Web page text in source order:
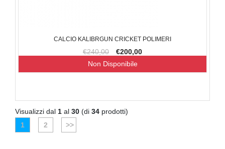
CALCIO KALIBRGUN CRICKET POLIMERI
€240,00 €200,00
Non Disponibile
Visualizzi dal 1 al 30 (di 34 prodotti)
1
2 >>